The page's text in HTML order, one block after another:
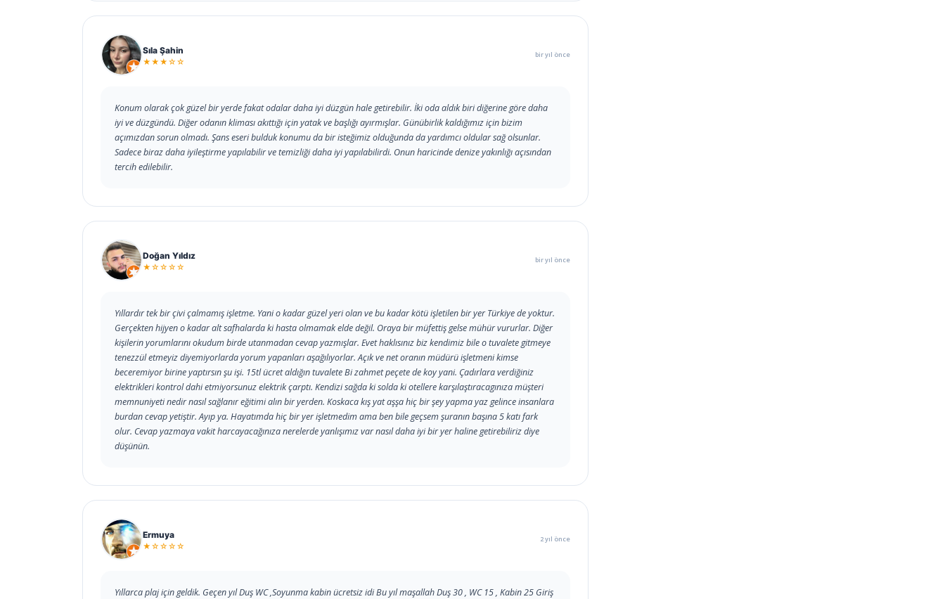
Sıla Şahin
★★★☆☆
bir yıl önce
Konum olarak çok güzel bir yerde fakat odalar daha iyi düzgün hale getirebilir. İki oda aldık biri diğerine göre daha
iyi ve düzgündü. Diğer odanın kliması akıttığı için yatak ve başlığı ayırmışlar. Günübirlik kaldığımız için bizim
açımızdan sorun olmadı. Şans eseri bulduk konumu da bir isteğimiz olduğunda da yardımcı oldular sağ olsunlar.
Sadece biraz daha iyileştirme yapılabilir ve temizliği daha iyi yapılabilirdi. Onun haricinde denize yakınlığı açısından
tercih edilebilir.
Doğan Yıldız
★☆☆☆☆
bir yıl önce
Yıllardır tek bir çivi çalmamış işletme. Yani o kadar güzel yeri olan ve bu kadar kötü işletilen bir yer Türkiye de yoktur.
Gerçekten hijyen o kadar alt safhalarda ki hasta olmamak elde değil. Oraya bir müfettiş gelse mühür vururlar. Diğer
kişilerin yorumlarını okudum birde utanmadan cevap yazmışlar. Evet haklısınız biz kendimiz bile o tuvalete gitmeye
tenezzül etmeyiz diyemiyorlarda yorum yapanları aşağılıyorlar. Açık ve net oranın müdürü işletmeni kimse
beceremiyor birine yaptırsın şu işi. 15tl ücret aldığın tuvalete Bi zahmet peçete de koy yani. Çadırlara verdiğiniz
elektrikleri kontrol dahi etmiyorsunuz elektrik çarptı. Kendizi sağda ki solda ki otellere karşılaştıracagınıza müşteri
memnuniyeti nedir nasıl sağlanır eğitimi alın bir yerden. Koskaca kış yat aşşa hiç bir şey yapma yaz gelince insanlara
burdan cevap yetiştir. Ayıp ya. Hayatımda hiç bir yer işletmedim ama ben bile geçsem şuranın başına 5 katı fark
olur. Cevap yazmaya vakit harcayacağınıza nerelerde yanlışımız var nasıl daha iyi bir yer haline getirebiliriz diye
düşünün.
Ermuya
★☆☆☆☆
2 yıl önce
Yıllarca plaj için geldik. Geçen yıl Duş WC ,Soyunma kabin ücretsiz idi Bu yıl maşallah Duş 30 , WC 15 , Kabin 25 Giriş